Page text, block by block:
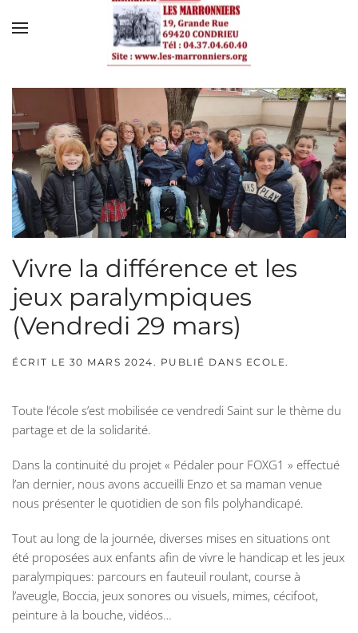
Skip to main content
Vivre la différence et les
jeux paralympiques
(Vendredi 29 mars)
ÉCRIT LE 30 MARS 2024. PUBLIÉ DANS ECOLE.
Toute l’école s’est mobilisée ce vendredi Saint sur le thème du
partage et de la solidarité.
Dans la continuité du projet « Pédaler pour FOXG1 » effectué
l’an dernier, nous avons accueilli Enzo et sa maman venue
nous présenter le quotidien de son fils polyhandicapé.
Tout au long de la journée, diverses mises en situations ont
été proposées aux enfants afin de vivre le handicap et les jeux
paralympiques: parcours en fauteuil roulant, course à
l’aveugle, Boccia, jeux sonores ou visuels, mimes, cécifoot,
peinture à la bouche, vidéos…